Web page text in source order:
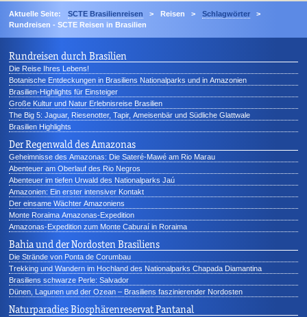
Aktuelle Seite: SCTE Brasilienreisen > Reisen > Schlagwörter
>
Rundreisen - SCTE Reisen in Brasilien
Rundreisen durch Brasilien
Die Reise Ihres Lebens!
Botanische Entdeckungen in Brasiliens Nationalparks und in Amazonien
Brasilien-Highlights für Einsteiger
Große Kultur und Natur Erlebnisreise Brasilien
The Big 5: Jaguar, Riesenotter, Tapir, Ameisenbär und Südliche Glattwale
Brasilien Highlights
Der Regenwald des Amazonas
Geheimnisse des Amazonas: Die Sateré-Mawé am Rio Marau
Abenteuer am Oberlauf des Rio Negros
Abenteuer im tiefen Urwald des Nationalparks Jaú
Amazonien: Ein erster intensiver Kontakt
Der einsame Wächter Amazoniens
Monte Roraima Amazonas-Expedition
Amazonas-Expedition zum Monte Caburaí in Roraima
Bahia und der Nordosten Brasiliens
Die Strände von Ponta de Corumbau
Trekking und Wandern im Hochland des Nationalparks Chapada Diamantina
Brasiliens schwarze Perle: Salvador
Dünen, Lagunen und der Ozean – Brasiliens faszinierender Nordosten
Naturparadies Biosphärenreservat Pantanal